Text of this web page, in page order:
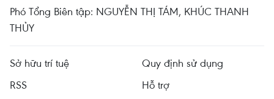
Phó Tổng Biên tập: NGUYỄN THỊ TÁM, KHÚC THANH
THỦY
Sở hữu trí tuệ
Quy định sử dụng
RSS
Hỗ trợ